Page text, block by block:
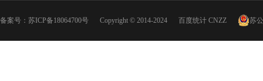
备案号： 苏ICP备18064700号 Copyright © 2014-2024 百度统计 CNZZ 苏